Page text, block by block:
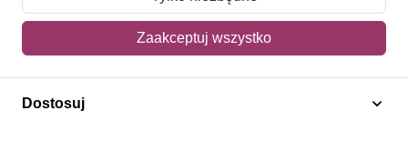
Mój koszyk
Adres dostawy
Polecamy
Zaakceptuj wszystko
Dostosuj